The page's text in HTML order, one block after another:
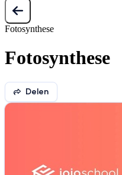
Fotosynthese
Fotosynthese
Delen